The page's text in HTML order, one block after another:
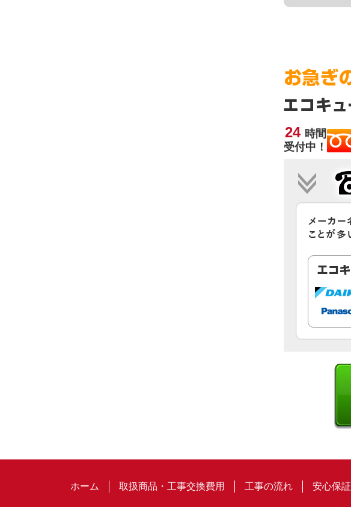
24 時間
受付中！
ホーム 取扱商品・工事交換費用 工事の流れ 安心保証